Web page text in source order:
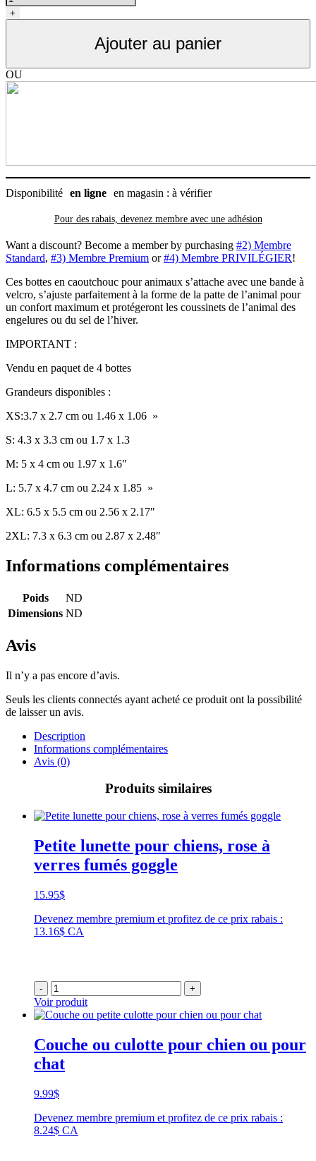
Bottes
de
(ensemble
de
+
Ajouter au panier
OU
Disponibilité en ligne en magasin : à vérifier
Pour des rabais, devenez membre avec une adhésion
Want a discount? Become a member by purchasing #2) Membre
Standard, #3) Membre Premium or#4) Membre PRIVILÉGIER!
Ces bottes en caoutchouc pour animaux s’attache avec une bande à
velcro, s’ajuste parfaitement à la forme de la patte de l’animal pour
un confort maximum et protégeront les coussinets de l’animal des
engelures ou du sel de l’hiver.
IMPORTANT :
Vendu en paquet de 4 bottes
Grandeurs disponibles :
XS:3.7 x 2.7 cm ou 1.46 x 1.06 »
S: 4.3 x 3.3 cm ou 1.7 x 1.3
M: 5 x 4 cm ou 1.97 x 1.6″
L: 5.7 x 4.7 cm ou 2.24 x 1.85 »
XL: 6.5 x 5.5 cm ou 2.56 x 2.17″
2XL: 7.3 x 6.3 cm ou 2.87 x 2.48″
Informations complémentaires
Poids
ND
Dimensions ND
Avis
Il n’y a pas encore d’avis.
Seuls les clients connectés ayant acheté ce produit ont la possibilité
de laisser un avis.
Description
Informations complémentaires
Avis (0)
Produits similaires
Petite lunette pour chiens, rose à
verres fumés goggle
15.95$
Devenez membre premium et profitez de ce prix rabais :
13.16$ CA
- +
Voir produit
Couche ou culotte pour chien ou pour
chat
9.99$
Devenez membre premium et profitez de ce prix rabais :
8.24$ CA